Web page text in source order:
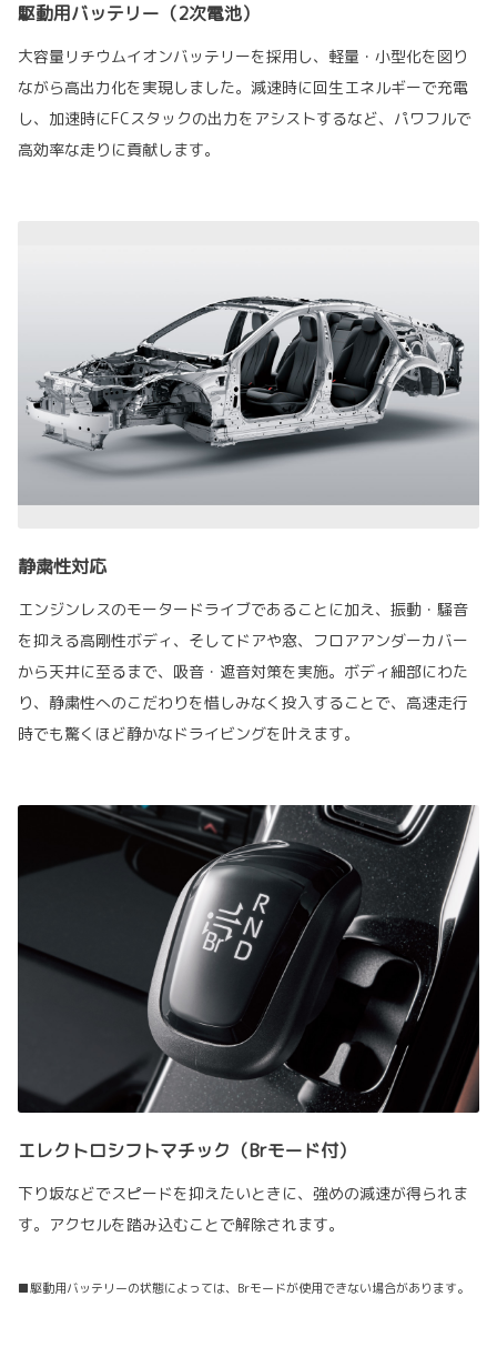
駆動用バッテリー（2次電池）
大容量リチウムイオンバッテリーを採用し、軽量・小型化を図り
ながら高出力化を実現しました。減速時に回生エネルギーで充電
し、加速時にFCスタックの出力をアシストするなど、パワフルで
高効率な走りに貢献します。
静粛性対応
エンジンレスのモータードライブであることに加え、振動・騒音
を抑える高剛性ボディ、そしてドアや窓、フロアアンダーカバー
から天井に至るまで、吸音・遮音対策を実施。ボディ細部にわた
り、静粛性へのこだわりを惜しみなく投入することで、高速走行
時でも驚くほど静かなドライビングを叶えます。
エレクトロシフトマチック（Brモード付）
下り坂などでスピードを抑えたいときに、強めの減速が得られま
す。アクセルを踏み込むことで解除されます。
■駆動用バッテリーの状態によっては、Brモードが使用できない場合があります。